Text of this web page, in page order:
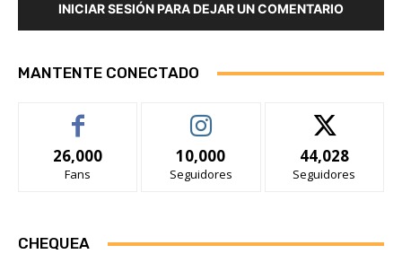
INICIAR SESIÓN PARA DEJAR UN COMENTARIO
MANTENTE CONECTADO
26,000
Fans
10,000
Seguidores
44,028
Seguidores
CHEQUEA